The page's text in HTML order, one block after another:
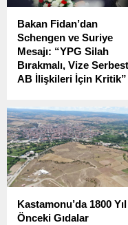
Bakan Fidan’dan
Schengen ve Suriye
Mesajı: “YPG Silah
Bırakmalı, Vize
AB İlişkileri İçin Kritik”
Fidan, NTV canlı
Türkiye’nin dış politika
gündemine ilişkin önemli
açıklamalarda bulundu.
Kastamonu’da 1800 Yıl
Önceki Gıdalar